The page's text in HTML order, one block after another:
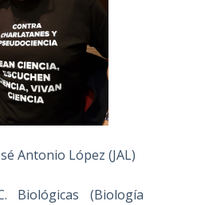
Antonio López (JAL)
Biológicas (Biología